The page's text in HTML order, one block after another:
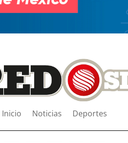
Inicio Noticias Deportes